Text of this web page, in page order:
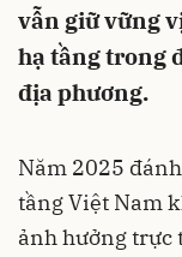
vẫn giữ vững
hạ tầng trong
địa phương.
Năm 2025
tầng Việt Nam
ảnh hưởng trực